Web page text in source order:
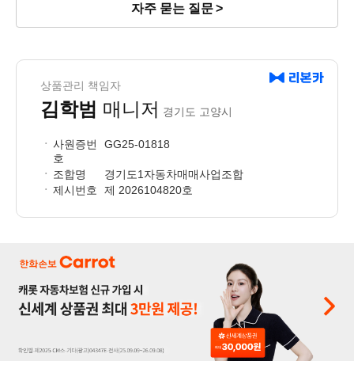
자주 묻는 질문
상품관리 책임자
김학범 매니저 경기도 고양시
사원증번
호
GG25-01818
조합명
경기도1자동차매매사업조합
제시번호
제 2026104820호